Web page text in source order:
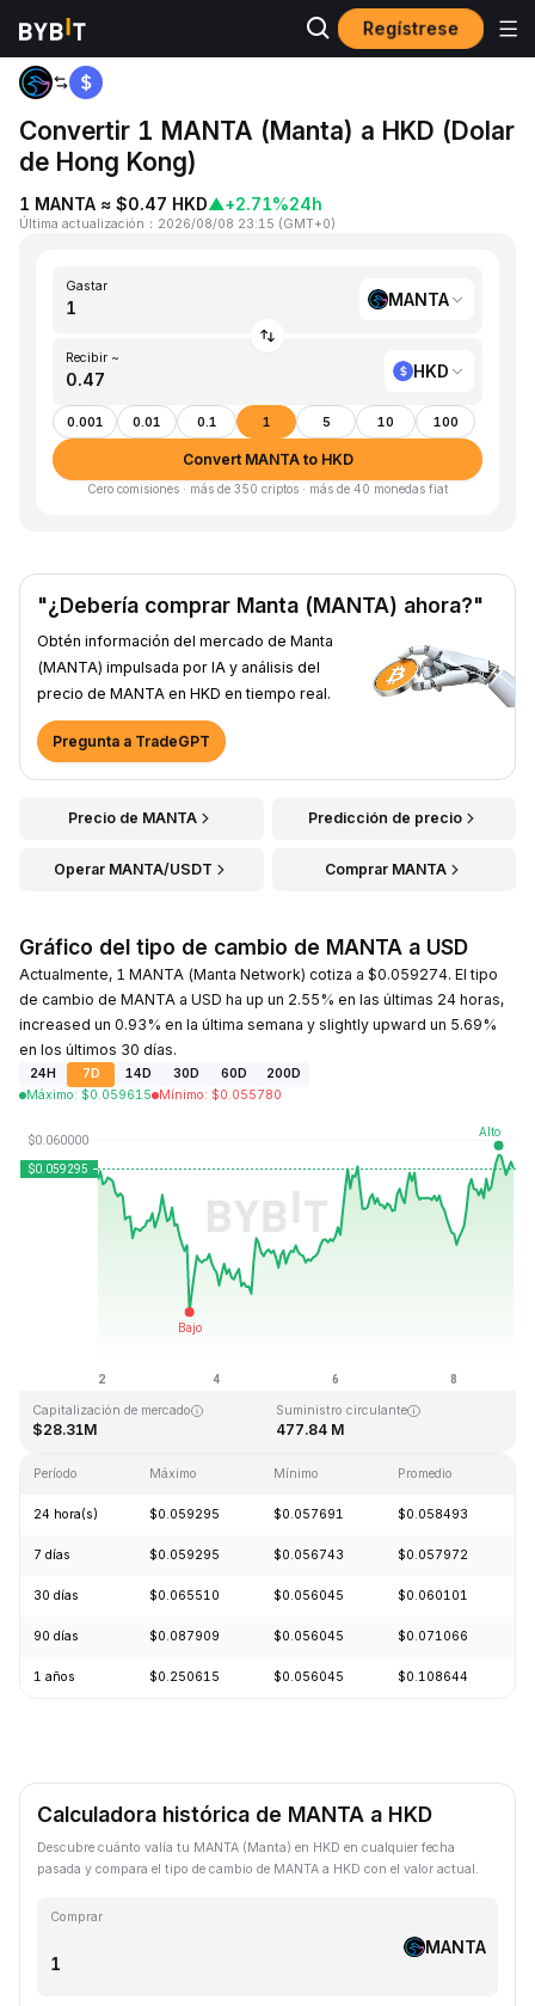
Regístrese
Inicio MANTA to HKD
Convertir 1 MANTA (Manta) a HKD (Dolar
de Hong Kong)
1 MANTA ≈ $0.47 HKD▲+2.71%24h
Última actualización ： 2026/08/08 23:15 (GMT+0)
Gastar
MANTA
Recibir ~
HKD
0.001 0.01 0.1 1 5 10 100
Convert MANTA to HKD
Cero comisiones · más de 350 criptos · más de 40 monedas fiat
"¿Debería comprar Manta (MANTA) ahora?"
Obtén información del mercado de Manta
(MANTA) impulsada por IA y análisis del
precio de MANTA en HKD en tiempo real.
Pregunta a TradeGPT
Precio de MANTA Predicción de precio
Operar MANTA/USDT Comprar MANTA
Gráfico del tipo de cambio de MANTA a USD
Actualmente, 1 MANTA (Manta Network) cotiza a $0.059274. El tipo
de cambio de MANTA a USD ha up un 2.55% en las últimas 24 horas,
increased un 0.93% en la última semana y slightly upward un 5.69%
en los últimos 30 días.
24H 7D 14D 30D 60D
200D
Máximo: $0.059615 Mínimo: $0.055780
Última actualización: 2026-08-08, 23:15 GMT+0
$0.054621
Capitalización de mercado
$28.31M
Suministro circulante
477.84 M
Período Máximo Mínimo Promedio
24 hora(s) $0.059295 $0.057691 $0.058493
7 días $0.059295 $0.056743 $0.057972
30 días $0.065510 $0.056045 $0.060101
90 días $0.087909 $0.056045 $0.071066
1 años $0.250615 $0.056045 $0.108644
Calculadora histórica de MANTA a HKD
Descubre cuánto valía tu MANTA (Manta) en HKD en cualquier fecha
pasada y compara el tipo de cambio de MANTA a HKD con el valor actual.
Comprar
MANTA